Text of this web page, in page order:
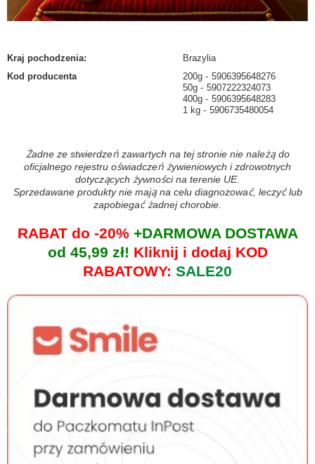
Kraj pochodzenia:
Brazylia
Kod producenta
200g
5906395648276
50g
5907222324073
400g
5906395648283
1 kg
5906735480054
Żadne ze stwierdzeń zawartych na tej stronie nie należą do
oficjalnego rejestru oświadczeń żywieniowych i zdrowotnych
dotyczących żywności na terenie UE.
Sprzedawane produkty nie mają na celu diagnozować, leczyć lub
zapobiegać żadnej chorobie.
RABAT do -20%+DARMOWA DOSTAWA
od 45,99 zł! Kliknij i dodaj KOD
RABATOWY: SALE20